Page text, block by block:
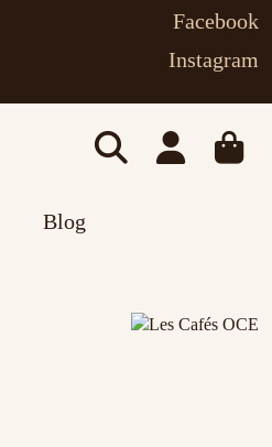
Facebook
Instagram
Blog